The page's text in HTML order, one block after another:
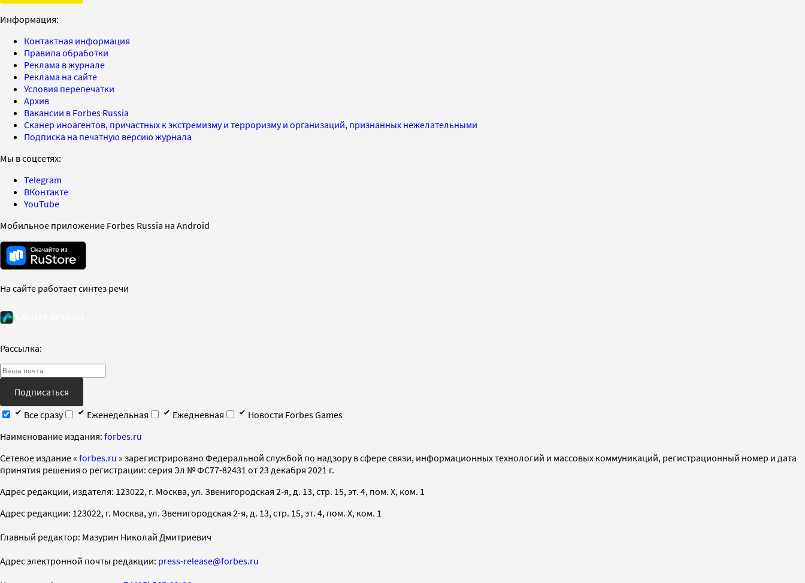
Информация:
Контактная информация
Правила обработки
Реклама в журнале
Реклама на сайте
Условия перепечатки
Архив
Вакансии в Forbes Russia
Сканер иноагентов, причастных к экстремизму и терроризму и организаций, признанных нежелательными
Подписка на печатную версию журнала
Мы в соцсетях:
Telegram
ВКонтакте
YouTube
Мобильное приложение Forbes Russia на Android
На сайте работает синтез речи
Рассылка:
Подписаться
Все сразу
Еженедельная Ежедневная
Новости Forbes Games
Наименование издания: forbes.ru
Cетевое издание « forbes.ru » зарегистрировано Федеральной службой по надзору в сфере связи, информационных технологий и массовых коммуникаций, регистрационный номер и дата
принятия решения о регистрации: серия Эл № ФС77-82431 от 23 декабря 2021 г.
Адрес редакции, издателя: 123022, г. Москва, ул. Звенигородская 2-я, д. 13, стр. 15, эт. 4, пом. X, ком. 1
Адрес редакции: 123022, г. Москва, ул. Звенигородская 2-я, д. 13, стр. 15, эт. 4, пом. X, ком. 1
Главный редактор: Мазурин Николай Дмитриевич
Адрес электронной почты редакции: press-release@forbes.ru